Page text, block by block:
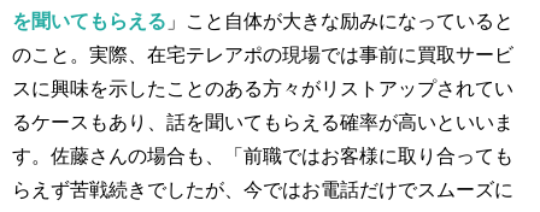
を聞いてもらえる 」こと自体が大きな励みになっていると
のこと。実際、在宅テレアポの現場では事前に買取サービ
スに興味を示したことのある方々がリストアップされてい
るケースもあり、話を聞いてもらえる確率が高いといいま
す。佐藤さんの場合も、「前職ではお客様に取り合っても
らえず苦戦続きでしたが、今ではお電話だけでスムーズに